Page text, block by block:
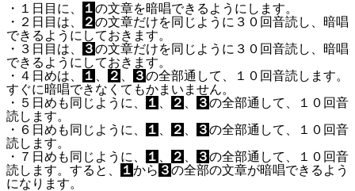
・１日目に、
１の文章を暗唱できるようにします。
・２日目は、
２の文章だけを同じように３０回音読し、暗唱
できるようにしておきます。
・３日目は、
３の文章だけを同じように３０回音読し、暗唱
できるようにしておきます。
・４日めは、
１ ２ ３の全部通して、１０回音読します。
すぐに暗唱できなくてもかまいません。
・５日めも同じように、
１ ２ ３の全部通して、１０回音
読します。
・６日めも同じように、
１ ２ ３の全部通して、１０回音
読します。
・７日めも同じように、
１ ２ ３の全部通して、１０回音
読します。すると、
１から ３の全部の文章が暗唱できるよう
になります。